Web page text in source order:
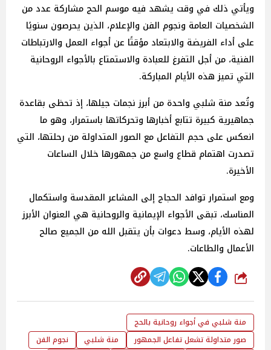
ويأتي ذلك في وقت يشهد فيه موسم الحج مشاركة عدد من
الشخصيات العامة ونجوم الفن والإعلام، الذين يحرصون سنويًا
على أداء الفريضة والابتعاد مؤقتًا عن أجواء العمل والارتباطات
الفنية، من أجل التفرغ للعبادة والاستمتاع بالأجواء الروحانية
التي تميز هذه الأيام المباركة.
وتُعد منة شلبي واحدة من أبرز نجمات جيلها، إذ تحظى بقاعدة
جماهيرية كبيرة تتابع أخبارها وتحركاتها باستمرار، وهو ما
انعكس على حجم التفاعل مع الصور المتداولة من رحلتها، التي
تصدرت اهتمام قطاع واسع من جمهورها خلال الساعات
الأخيرة.
ومع استمرار توافد الحجاج إلى المشاعر المقدسة واستكمال
المناسك، تبقى الأجواء الإيمانية والروحانية هي العنوان الأبرز
لهذه الأيام، وسط دعوات بأن يتقبل الله من الجميع صالح
الأعمال والطاعات.
شارك
منة شلبي في أجواء روحانية بالحج
صور متداولة تشعل تفاعل الجمهور
منة شلبي
نجوم الفن